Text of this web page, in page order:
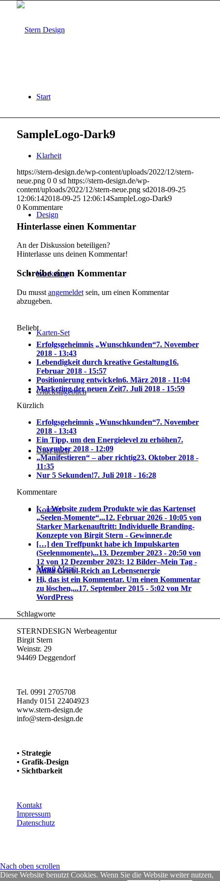
Start
Klarheit
Design
Workshop
Karten-Set
Glückstagebuch
Über mich
Kontakt
Menü Menü
SampleLogo-Dark9
https://stern-design.de/wp-content/uploads/2022/12/stern-
neue.png 0 0 sd https://stern-design.de/wp-
content/uploads/2022/12/stern-neue.png sd2018-09-25
12:06:142018-09-25 12:06:14SampleLogo-Dark9
0 Kommentare
Hinterlasse einen Kommentar
An der Diskussion beteiligen?
Hinterlasse uns deinen Kommentar!
Schreibe einen Kommentar
Du musst angemeldetsein, um einen Kommentar
abzugeben.
Beliebt
Erfolgsgeheimnis „Wunschkunden“7. November
2018 - 13:43
Lebendigkeit durch kreative Gestaltung16.
Februar 2018 - 15:57
Positionierung entwickeln6. März 2018 - 11:04
Marketing der neuen Zeit7. Juli 2018 - 15:59
Kürzlich
Erfolgsgeheimnis „Wunschkunden“7. November
2018 - 13:43
Ein Tipp, um den Energielevel zu erhöhen7.
November 2018 - 12:09
„Manifestieren“ – aber richtig23. Oktober 2018 -
11:35
Nur 5 Sekunden!7. Juli 2018 - 16:28
Kommentare
[…] Website zudem Produkte wie das Kartenset
„Seelen-Momente“...12. Februar 2026 - 10:05 von
Starker Markenauftritt: Individuelle Branding-
Konzepte von Birgit Stern - Gewinner.de
[…] den Treffpunkt habe ich Impulskarten
(Seelenmomente)...13. Dezember 2023 - 20:50 von
12 von 12 Dezember 2023: 12 Bilder–Mein Tag -
Anita Griebl-Reich an Lebensenergie
Hi, das ist ein Kommentar. Um einen Kommentar
zu löschen,...17. September 2015 - 5:02 von Mr
WordPress
Schlagworte
STERNDESIGN Werbeagentur
Birgit Stern
Weinstr. 29
94469 Deggendorf
Tel. 0991 2705708
Handy 0151 22404923
www.stern-design.de
info@stern-design.de
• Strategie
• Grafik-Design
• Sichtbarkeit
Kontakt
Impressum
Datenschutz
Nach oben scrollen
Diese Website benutzt Cookies. Wenn Sie die Website weiter nutzen,